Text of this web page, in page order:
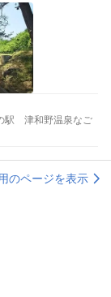
のページを表示